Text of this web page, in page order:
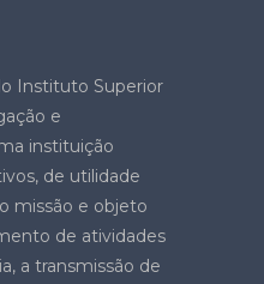
Instituto Superior
e
instituição
de utilidade
missão e objeto
de atividades
a transmissão de